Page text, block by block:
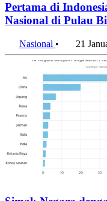
Pertama di
Nasional di Pulau
Nasional • 21